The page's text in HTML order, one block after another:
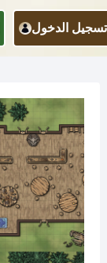
تسجيل الدخول